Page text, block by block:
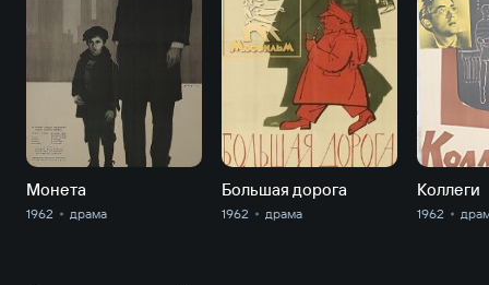
Монета
1962 драма
Большая дорога
1962 драма
Коллеги
1962